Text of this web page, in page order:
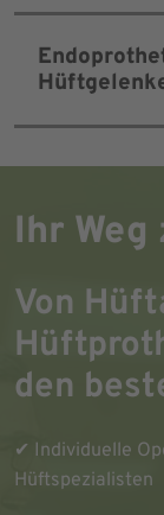
Ihr
Von
den
✔ Individuelle
Hüftspezialisten